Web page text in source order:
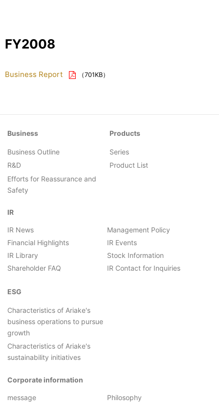
FY2008
Business Report （701KB）
Business
Business Outline
R&D
Efforts for Reassurance and
Safety
Products
Series
Product List
IR
IR News
Management Policy
Financial Highlights
IR Events
IR Library
Stock Information
Shareholder FAQ
IR Contact for Inquiries
ESG
Characteristics of Ariake's
business operations to pursue
growth
Characteristics of Ariake's
sustainability initiatives
Corporate information
message
Philosophy